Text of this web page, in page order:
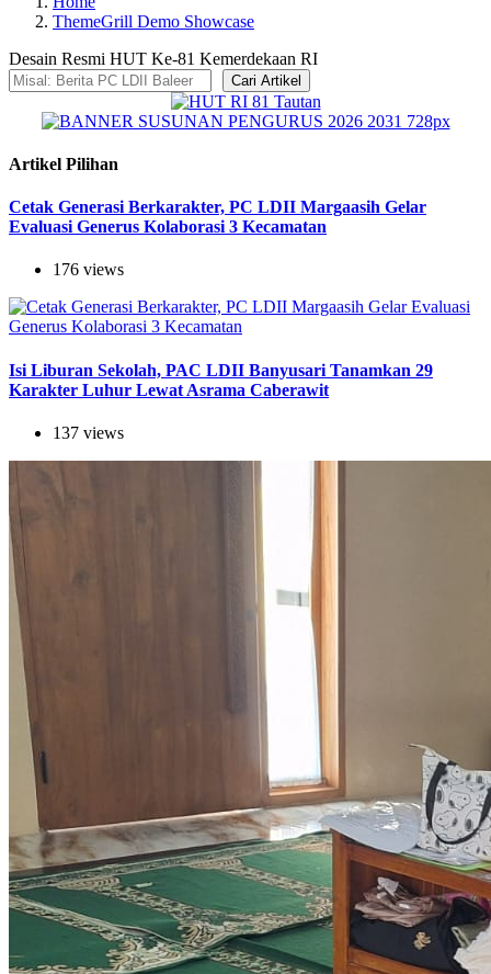
ThemeGrill Demo Showcase
Desain Resmi HUT Ke-81 Kemerdekaan RI
Cari Artikel
Artikel Pilihan
Cetak Generasi Berkarakter, PC LDII Margaasih Gelar
Evaluasi Generus Kolaborasi 3 Kecamatan
176 views
Isi Liburan Sekolah, PAC LDII Banyusari Tanamkan 29
Karakter Luhur Lewat Asrama Caberawit
137 views